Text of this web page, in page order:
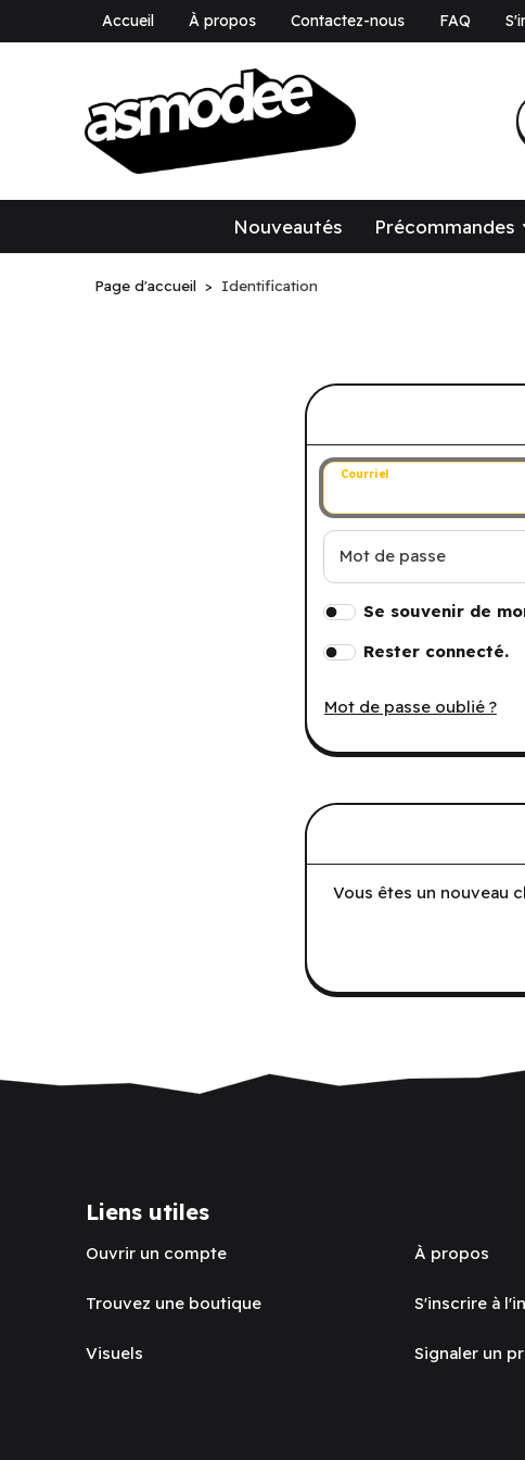
Accueil À propos Contactez-nous FAQ
Nouveautés Précommandes
Page d'accueil Identification
Connectez-vous
Courriel
Mot de passe
Se souvenir de
Rester connecté.
Mot de passe oublié ?
Vous êtes un nouveau
Liens utiles
Ouvrir un compte
Trouvez une boutique
Visuels
À propos
S'inscrire à
Signaler un